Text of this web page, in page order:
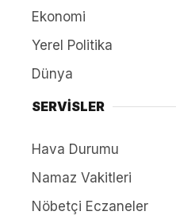
Ekonomi
Yerel Politika
Dünya
SERVİSLER
Hava Durumu
Namaz Vakitleri
Nöbetçi Eczaneler